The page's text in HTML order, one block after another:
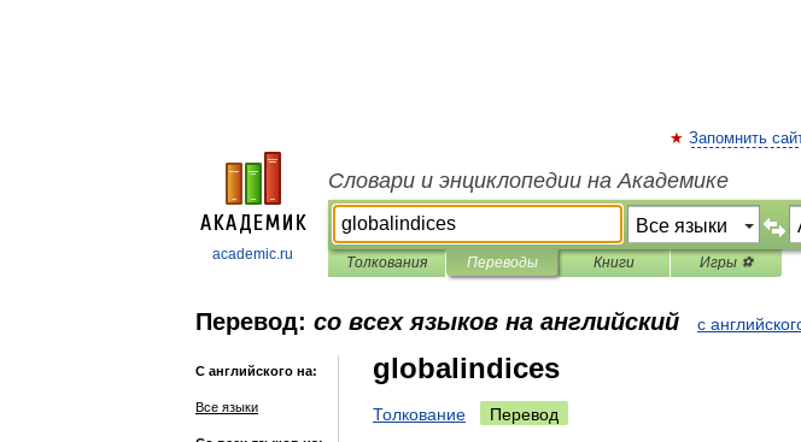
academic.ru
Запомнить
Словари и энциклопедии на Академике
Толкования Переводы Книги Игры ⚽
Перевод: со всех языков на английский с
С английского на:
Все языки
globalindices
Толкование Перевод